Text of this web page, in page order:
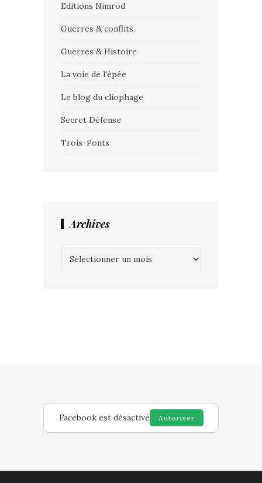
Editions Nimrod
Guerres & conflits.
Guerres & Histoire
La voie de l'épée
Le blog du cliophage
Secret Défense
Trois-Ponts
Archives
Facebook est désactivé Autoriser